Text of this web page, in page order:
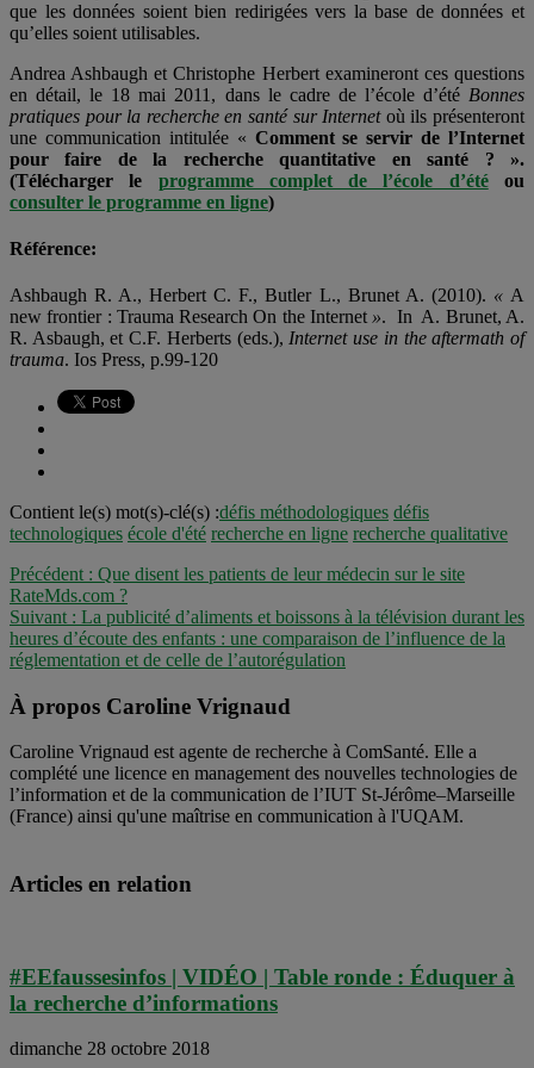
que les données soient bien redirigées vers la base de données et
qu’elles soient utilisables.
Andrea Ashbaugh et Christophe Herbert examineront ces questions
en détail, le 18 mai 2011, dans le cadre de l’école d’été Bonnes
pratiques pour la recherche en santé sur Internetoù ils présenteront
une communication intitulée « Comment se servir de l’Internet
pour faire de la recherche quantitative en santé ? ».
(Télécharger le programme complet de l’école d’étéou
consulter le programme en ligne)
Référence:
Ashbaugh R. A., Herbert C. F., Butler L., Brunet A. (2010). « A
new frontier : Trauma Research On the Internet ». In A. Brunet, A.
R. Asbaugh, et C.F. Herberts (eds.), Internet use in the aftermath of
trauma. Ios Press, p.99-120
Contient le(s) mot(s)-clé(s) :défis méthodologiques défis
technologiques école d'été recherche en ligne recherche qualitative
Précédent : Que disent les patients de leur médecin sur le site
RateMds.com ?
Suivant : La publicité d’aliments et boissons à la télévision durant les
heures d’écoute des enfants : une comparaison de l’influence de la
réglementation et de celle de l’autorégulation
À propos Caroline Vrignaud
Caroline Vrignaud est agente de recherche à ComSanté. Elle a
complété une licence en management des nouvelles technologies de
l’information et de la communication de l’IUT St-Jérôme–Marseille
(France) ainsi qu'une maîtrise en communication à l'UQAM.
Articles en relation
#EEfaussesinfos | VIDÉO | Table ronde : Éduquer à
la recherche d’informations
dimanche 28 octobre 2018